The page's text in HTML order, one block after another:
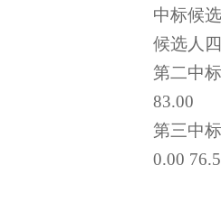
中标候
候选人
第二中
83.00
第三中
0.00